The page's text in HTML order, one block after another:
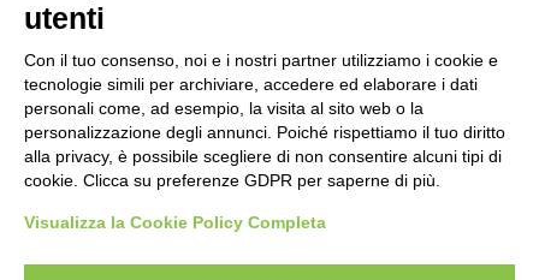
Bogliano Srl
Strada Statale 231 Alba-Bra
Borgo San Martino 44, 12060 Pocapaglia CN
utenti
Con il tuo consenso, noi e i nostri partner utilizziamo i cookie e
tecnologie simili per archiviare, accedere ed elaborare i dati
personali come, ad esempio, la visita al sito web o la
personalizzazione degli annunci. Poiché rispettiamo il tuo diritto
alla privacy, è possibile scegliere di non consentire alcuni tipi di
cookie. Clicca su preferenze GDPR per saperne di più.
Visualizza la Cookie Policy Completa